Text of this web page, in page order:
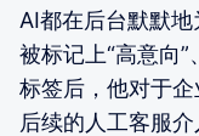
AI都在后台默默
被标记上“高意向”
标签后，他对于
后续的人工客服